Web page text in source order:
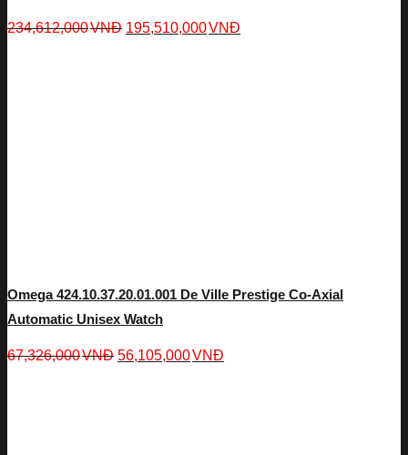
234,612,000VNĐ 195,510,000VNĐ
Omega 424.10.37.20.01.001 De Ville Prestige Co-Axial
Automatic Unisex Watch
67,326,000VNĐ 56,105,000VNĐ